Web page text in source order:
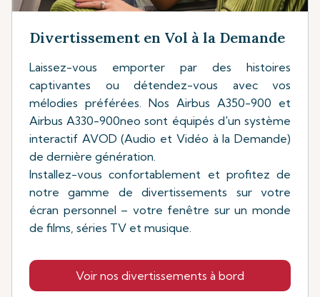
Divertissement en Vol à la Demande
Laissez-vous emporter par des histoires
captivantes ou détendez-vous avec vos
mélodies préférées. Nos Airbus A350-900 et
Airbus A330-900neo sont équipés d'un système
interactif AVOD (Audio et Vidéo à la Demande)
de dernière génération.
Installez-vous confortablement et profitez de
notre gamme de divertissements sur votre
écran personnel – votre fenêtre sur un monde
de films, séries TV et musique.
Voir nos divertissements à bord